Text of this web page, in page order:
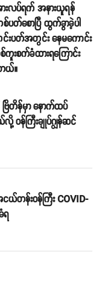
လပ်ရက် အနားယူရန်
ောပြီ ထွက်ခွာခဲ့ပါ
းပတ်အတွင်း နေမကောင်း
ကူးစက်ခံထားရကြောင်း
ယ်။
ဗြိတိန်မှာ နောက်ထပ်
ဝန်ကြီးချုပ်ဂျွန်ဆင်
ငယ်တန်းဝန်ကြီး COVID-
ရ